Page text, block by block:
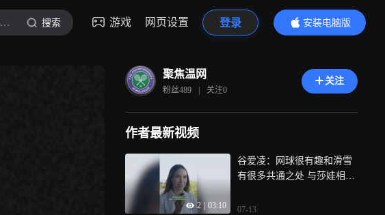
聚焦温网 搜索 游戏 网页设置 登录
安装电脑版
内容更精彩
聚焦温网
粉丝489 | 关注0
关注
作者最新视频
2 03:10
谷爱凌：网球很有趣和滑雪
有很多共通之处 与莎娃相遇
07-13